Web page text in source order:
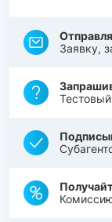
Заявку,